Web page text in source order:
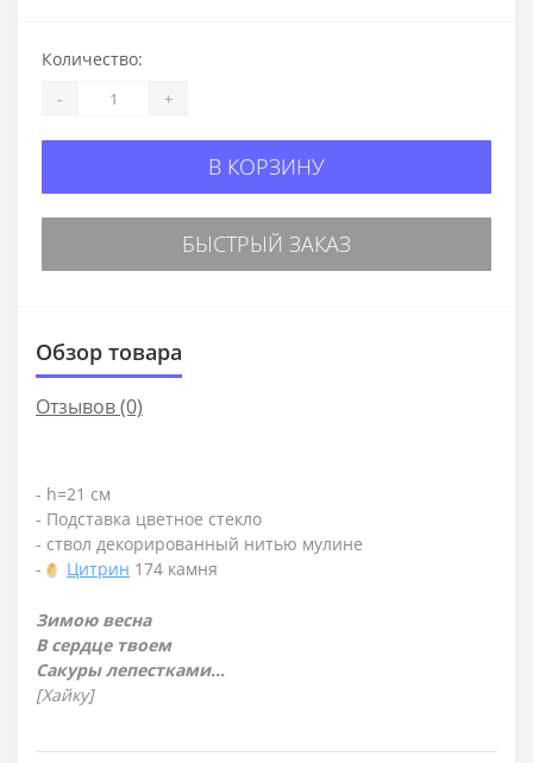
Количество:
- +
В КОРЗИНУ
БЫСТРЫЙ ЗАКАЗ
Обзор товара
Отзывов (0)
- h=21 см
- Подставка цветное стекло
- ствол декорированный нитью мулине
-
Цитрин 174 камня
Зимою весна
В сердце твоем
Сакуры лепестками...
[Хайку]